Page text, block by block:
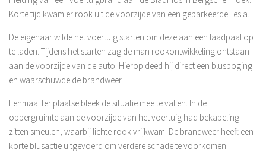
Korte tijd kwam er rook uit de voorzijde van een geparkeerde Tesla.
De eigenaar wilde het voertuig starten om deze aan een laadpaal op
te laden. Tijdens het starten zag de man rookontwikkeling ontstaan
aan de voorzijde van de auto. Hierop deed hij direct een bluspoging
en waarschuwde de brandweer.
Eenmaal ter plaatse bleek de situatie mee te vallen. In de
opbergruimte aan de voorzijde van het voertuig had bekabeling
zitten smeulen, waarbij lichte rook vrijkwam. De brandweer heeft een
korte blusactie uitgevoerd om verdere schade te voorkomen.